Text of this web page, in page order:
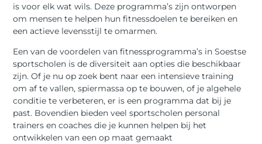
is voor elk wat wils. Deze programma’s zijn ontworpen
om mensen te helpen hun fitnessdoelen te bereiken en
een actieve levensstijl te omarmen.
Een van de voordelen van fitnessprogramma’s in Soestse
sportscholen is de diversiteit aan opties die beschikbaar
zijn. Of je nu op zoek bent naar een intensieve training
om af te vallen, spiermassa op te bouwen, of je algehele
conditie te verbeteren, er is een programma dat bij je
past. Bovendien bieden veel sportscholen personal
trainers en coaches die je kunnen helpen bij het
ontwikkelen van een op maat gemaakt